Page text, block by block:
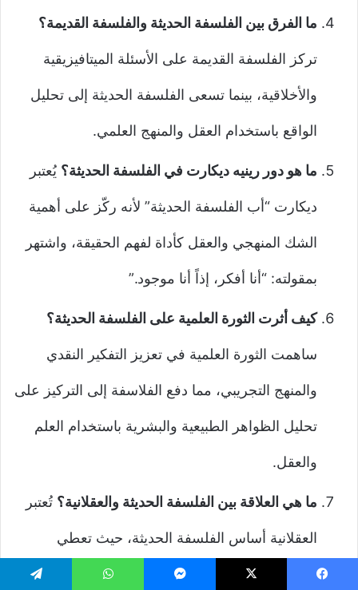
ما الفرق بين الفلسفة الحديثة والفلسفة القديمة؟
تركز الفلسفة القديمة على الأسئلة الميتافيزيقية
والأخلاقية، بينما تسعى الفلسفة الحديثة إلى تحليل
الواقع باستخدام العقل والمنهج العلمي.
ما هو دور رينيه ديكارت في الفلسفة الحديثة؟ يُعتبر
ديكارت “أب الفلسفة الحديثة” لأنه ركّز على أهمية
الشك المنهجي والعقل كأداة لفهم الحقيقة، واشتهر
بمقولته: “أنا أفكر، إذاً أنا موجود.”
كيف أثرت الثورة العلمية على الفلسفة الحديثة؟
ساهمت الثورة العلمية في تعزيز التفكير النقدي
والمنهج التجريبي، مما دفع الفلاسفة إلى التركيز على
تحليل الظواهر الطبيعية والبشرية باستخدام العلم
والعقل.
ما هي العلاقة بين الفلسفة الحديثة والعقلانية؟ تُعتبر
العقلانية أساس الفلسفة الحديثة، حيث تعطي
الأولوية للعقل كأداة لفهم العالم بدلاً من الاعتماد على